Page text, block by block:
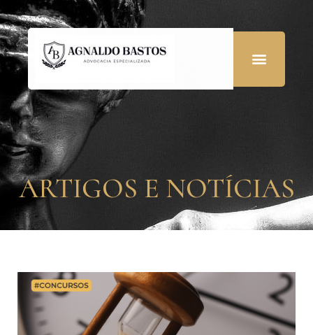
ARTIGOS E NOTÍCIAS